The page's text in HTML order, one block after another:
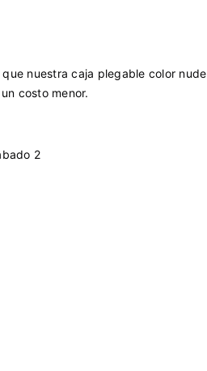
nuestra caja plegable color nude
costo menor.